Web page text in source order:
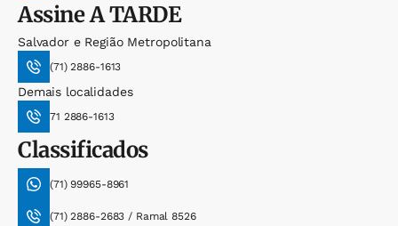
AssineA TARDE
Salvador e Região Metropolitana
(71) 2886-1613
Demais localidades
71 2886-1613
Classificados
(71) 99965-8961
(71) 2886-2683 / Ramal 8526